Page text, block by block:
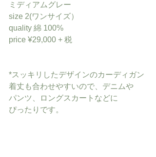
ミディアムグレー
size 2(ワンサイズ）
quality 綿 100%
price ¥29,000 + 税
*スッキリしたデザインのカーディガン
着丈も合わせやすいので、デニムや
パンツ、ロングスカートなどに
ぴったりです。